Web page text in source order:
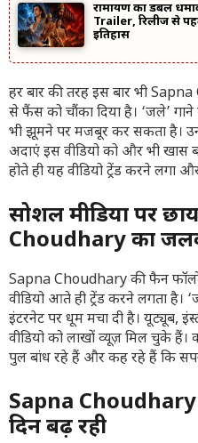
रामायण का डबल
Trailer, रिलीज से
इतिहास
हर बार की तरह इस बार भी
से फैंस को चौंका दिया है। ‘जले’
भी झूमने पर मजबूर कर सकता है।
अदाएं इस वीडियो को और भी खास
होते ही यह वीडियो ट्रेंड करने लगा
सोशल मीडिया पर
Choudhary का
Sapna Choudhary की फैन
वीडियो आते ही ट्रेंड करने लगता है।
इंटरनेट पर धूम मचा दी है। यूट्यूब,
वीडियो को लाखों व्यूज़ मिल चुके
पुल बांध रहे हैं और कह रहे हैं कि
Sapna Choudhary
दिन बढ़ रही